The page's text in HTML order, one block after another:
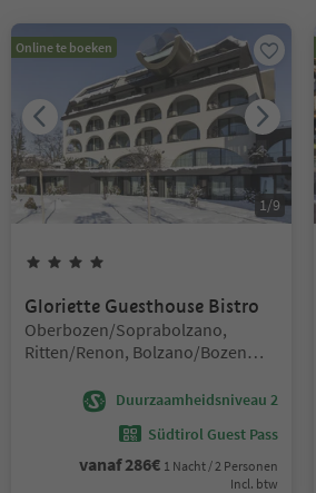
Online te boeken
1/9
Gloriette Guesthouse Bistro
Locatie:
Oberbozen/Soprabolzano,
Ritten/Renon, Bolzano/Bozen
Duurzaamheidsniveau 2
Südtirol Guest Pass
vanaf286€ 1 Nacht / 2 Personen
Incl. btw